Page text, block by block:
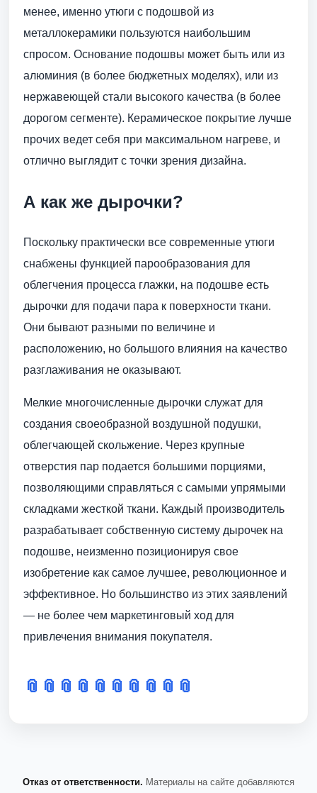
менее, именно утюги с подошвой из
металлокерамики пользуются наибольшим
спросом. Основание подошвы может быть или из
алюминия (в более бюджетных моделях), или из
нержавеющей стали высокого качества (в более
дорогом сегменте). Керамическое покрытие лучше
прочих ведет себя при максимальном нагреве, и
отлично выглядит с точки зрения дизайна.
А как же дырочки?
Поскольку практически все современные утюги
снабжены функцией парообразования для
облегчения процесса глажки, на подошве есть
дырочки для подачи пара к поверхности ткани.
Они бывают разными по величине и
расположению, но большого влияния на качество
разглаживания не оказывают.
Мелкие многочисленные дырочки служат для
создания своеобразной воздушной подушки,
облегчающей скольжение. Через крупные
отверстия пар подается большими порциями,
позволяющими справляться с самыми упрямыми
складками жесткой ткани. Каждый производитель
разрабатывает собственную систему дырочек на
подошве, неизменно позиционируя свое
изобретение как самое лучшее, революционное и
эффективное. Но большинство из этих заявлений
— не более чем маркетинговый ход для
привлечения внимания покупателя.
📎 📎 📎 📎 📎 📎 📎 📎 📎 📎
Отказ от ответственности. Материалы на сайте добавляются